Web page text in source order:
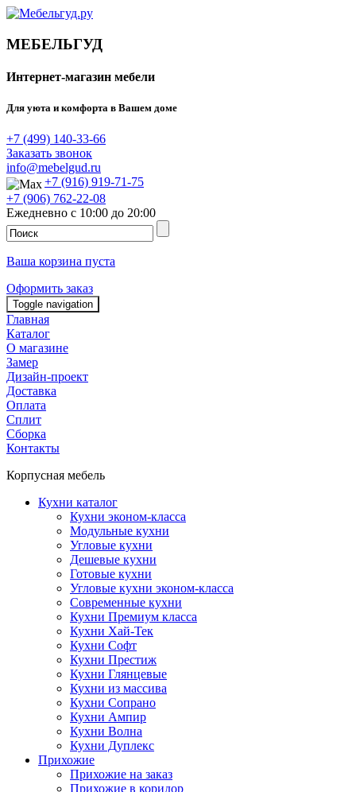
МЕБЕЛЬГУД
Интернет-магазин мебели
Для уюта и комфорта в Вашем доме
+7 (499) 140-33-66
Заказать звонок
info@mebelgud.ru
+7 (916) 919-71-75
+7 (906) 762-22-08
Ежедневно с 10:00 до 20:00
Ваша корзина пуста
Оформить заказ
Toggle navigation
Главная
Каталог
О магазине
Замер
Дизайн-проект
Доставка
Оплата
Сплит
Сборка
Контакты
Корпусная мебель
Кухни каталог
Кухни эконом-класса
Модульные кухни
Угловые кухни
Дешевые кухни
Готовые кухни
Угловые кухни эконом-класса
Современные кухни
Кухни Премиум класса
Кухни Хай-Тек
Кухни Софт
Кухни Престиж
Кухни Глянцевые
Кухни из массива
Кухни Сопрано
Кухни Ампир
Кухни Волна
Кухни Дуплекс
Прихожие
Прихожие на заказ
Прихожие в коридор